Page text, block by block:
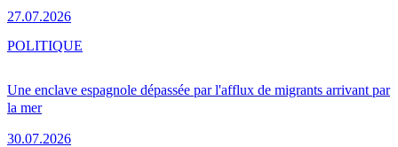
27.07.2026
Une enclave espagnole dépassée par l'afflux de migrants arrivant par
la mer
30.07.2026
POLITIQUE